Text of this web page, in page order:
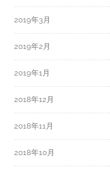
2019年3月
2019年2月
2019年1月
2018年12月
2018年11月
2018年10月